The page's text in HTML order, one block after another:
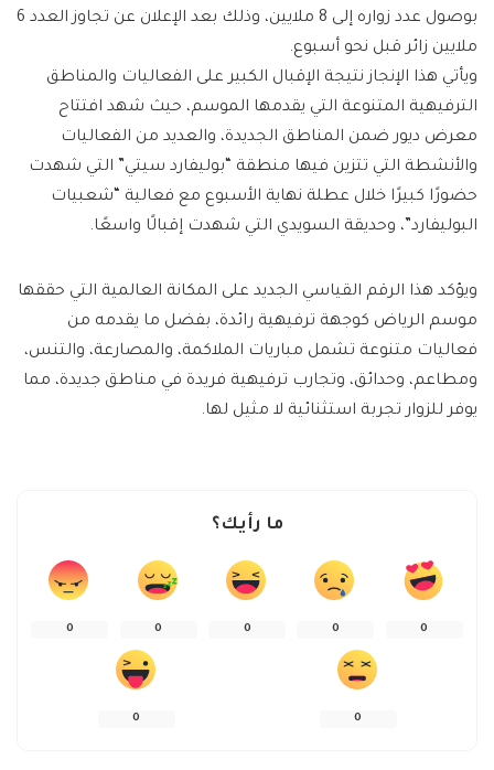
بوصول عدد زواره إلى 8 ملايين، وذلك بعد الإعلان عن تجاوز العدد 6
ملايين زائر قبل نحو أسبوع.
ويأتي هذا الإنجاز نتيجة الإقبال الكبير على الفعاليات والمناطق
الترفيهية المتنوعة التي يقدمها الموسم، حيث شهد افتتاح
معرض ديور ضمن المناطق الجديدة، والعديد من الفعاليات
والأنشطة التي تتزين فيها منطقة “بوليفارد سيتي” التي شهدت
حضورًا كبيرًا خلال عطلة نهاية الأسبوع مع فعالية “شعبيات
البوليفارد”، وحديقة السويدي التي شهدت إقبالًا واسعًا.
ويؤكد هذا الرقم القياسي الجديد على المكانة العالمية التي حققها
موسم الرياض كوجهة ترفيهية رائدة، بفضل ما يقدمه من
فعاليات متنوعة تشمل مباريات الملاكمة، والمصارعة، والتنس،
ومطاعم، وحدائق، وتجارب ترفيهية فريدة في مناطق جديدة، مما
يوفر للزوار تجربة استثنائية لا مثيل لها.
ما رأيك؟
0
0
0
0
0
0
0